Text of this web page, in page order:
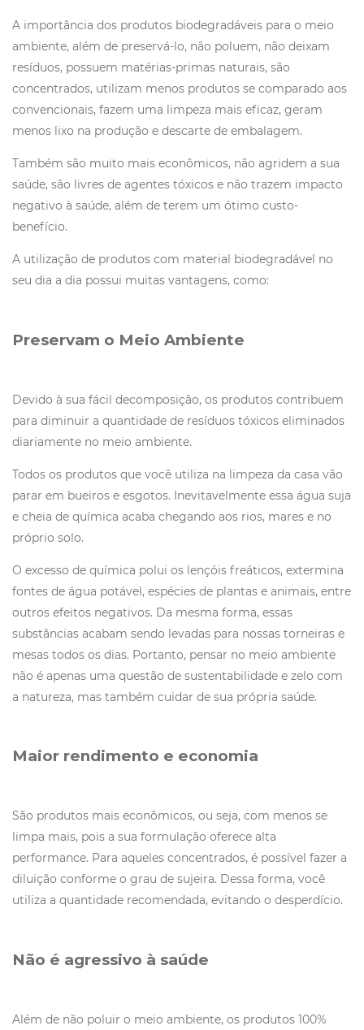
A importância dos produtos biodegradáveis para o meio
ambiente, além de preservá-lo, não poluem, não deixam
resíduos, possuem matérias-primas naturais, são
concentrados, utilizam menos produtos se comparado aos
convencionais, fazem uma limpeza mais eficaz, geram
menos lixo na produção e descarte de embalagem.
Também são muito mais econômicos, não agridem a sua
saúde, são livres de agentes tóxicos e não trazem impacto
negativo à saúde, além de terem um ótimo custo-
benefício.
A utilização de produtos com material biodegradável no
seu dia a dia possui muitas vantagens, como:
Preservam o Meio Ambiente
Devido à sua fácil decomposição, os produtos contribuem
para diminuir a quantidade de resíduos tóxicos eliminados
diariamente no meio ambiente.
Todos os produtos que você utiliza na limpeza da casa vão
parar em bueiros e esgotos. Inevitavelmente essa água suja
e cheia de química acaba chegando aos rios, mares e no
próprio solo.
O excesso de química polui os lençóis freáticos, extermina
fontes de água potável, espécies de plantas e animais, entre
outros efeitos negativos. Da mesma forma, essas
substâncias acabam sendo levadas para nossas torneiras e
mesas todos os dias. Portanto, pensar no meio ambiente
não é apenas uma questão de sustentabilidade e zelo com
a natureza, mas também cuidar de sua própria saúde.
Maior rendimento e economia
São produtos mais econômicos, ou seja, com menos se
limpa mais, pois a sua formulação oferece alta
performance. Para aqueles concentrados, é possível fazer a
diluição conforme o grau de sujeira. Dessa forma, você
utiliza a quantidade recomendada, evitando o desperdício.
Não é agressivo à saúde
Além de não poluir o meio ambiente, os produtos 100%